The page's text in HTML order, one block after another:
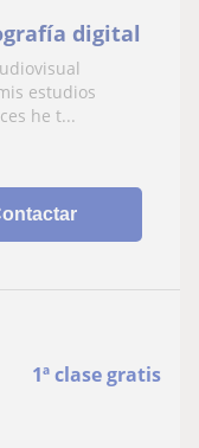
digital
estudios
he t...
1ª clase gratis